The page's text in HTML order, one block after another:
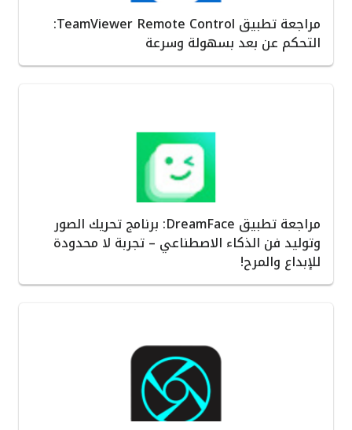
مراجعة تطبيق TeamViewer Remote Control:
التحكم عن بعد بسهولة وسرعة
مراجعة تطبيق DreamFace: برنامج تحريك الصور
وتوليد فن الذكاء الاصطناعي – تجربة لا محدودة
للإبداع والمرح!